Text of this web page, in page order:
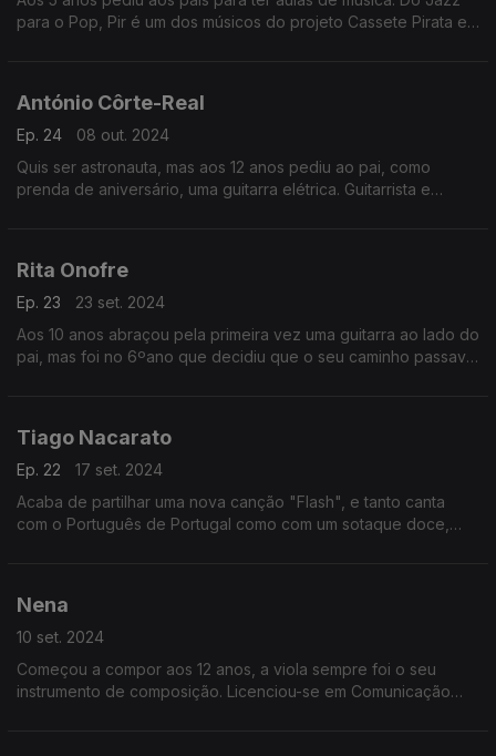
para o Pop, Pir é um dos músicos do projeto Cassete Pirata e
António Côrte-Real
Ep. 24
08 out. 2024
Quis ser astronauta, mas aos 12 anos pediu ao pai, como
prenda de aniversário, uma guitarra elétrica. Guitarrista e
Rita Onofre
Ep. 23
23 set. 2024
Aos 10 anos abraçou pela primeira vez uma guitarra ao lado do
pai, mas foi no 6ºano que decidiu que o seu caminho passava
Tiago Nacarato
Ep. 22
17 set. 2024
Acaba de partilhar uma nova canção "Flash", e tanto canta
com o Português de Portugal como com um sotaque doce,
Nena
10 set. 2024
Começou a compor aos 12 anos, a viola sempre foi o seu
instrumento de composição. Licenciou-se em Comunicação